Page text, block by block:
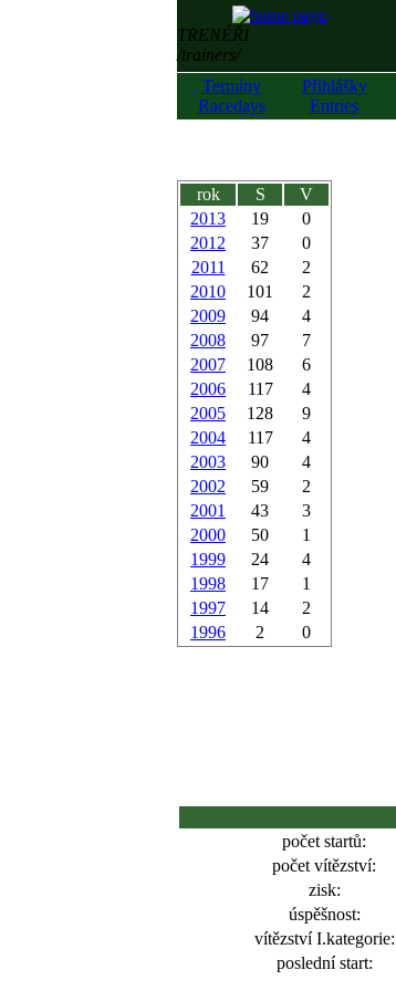
TRENÉŘI
/trainers/
Termíny
Racedays
Přihlášky
Entries
rok S
V
2013
19
0
2012
37
0
2011
62
2
2010
101
2
2009
94
4
2008
97
7
2007
108
6
2006
117
4
2005
128
9
2004
117
4
2003
90
4
2002
59
2
2001
43
3
2000
50
1
1999
24
4
1998
17
1
1997
14
2
1996
2 0
počet startů:
počet vítězství:
zisk:
úspěšnost:
vítězství I.kategorie:
poslední start: